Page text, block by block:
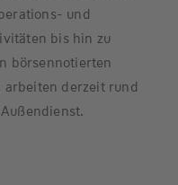
und
bis hin zu
börsennotierten
arbeiten derzeit rund